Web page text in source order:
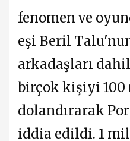
fenomen ve
eşi Beril
arkadaşları
birçok kişiyi 100
dolandırarak
iddia edildi. 1